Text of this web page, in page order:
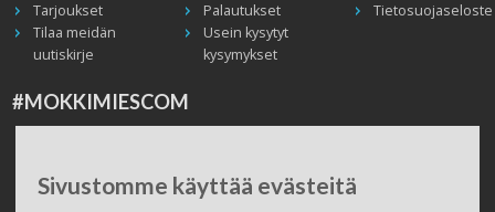
Sivustomme käyttää evästeitä
Tarjoukset
Palautukset
Tietosuojaseloste
Tilaa meidän
uutiskirje
Usein kysytyt
kysymykset
#MOKKIMIESCOM
Peruuta tilaus